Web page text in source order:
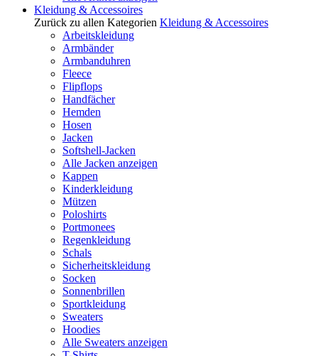
Kleidung & Accessoires
Zurück zu allen Kategorien Kleidung & Accessoires
Arbeitskleidung
Armbänder
Armbanduhren
Fleece
Flipflops
Handfächer
Hemden
Hosen
Jacken
Softshell-Jacken
Alle Jacken anzeigen
Kappen
Kinderkleidung
Mützen
Poloshirts
Portmonees
Regenkleidung
Schals
Sicherheitskleidung
Socken
Sonnenbrillen
Sportkleidung
Sweaters
Hoodies
Alle Sweaters anzeigen